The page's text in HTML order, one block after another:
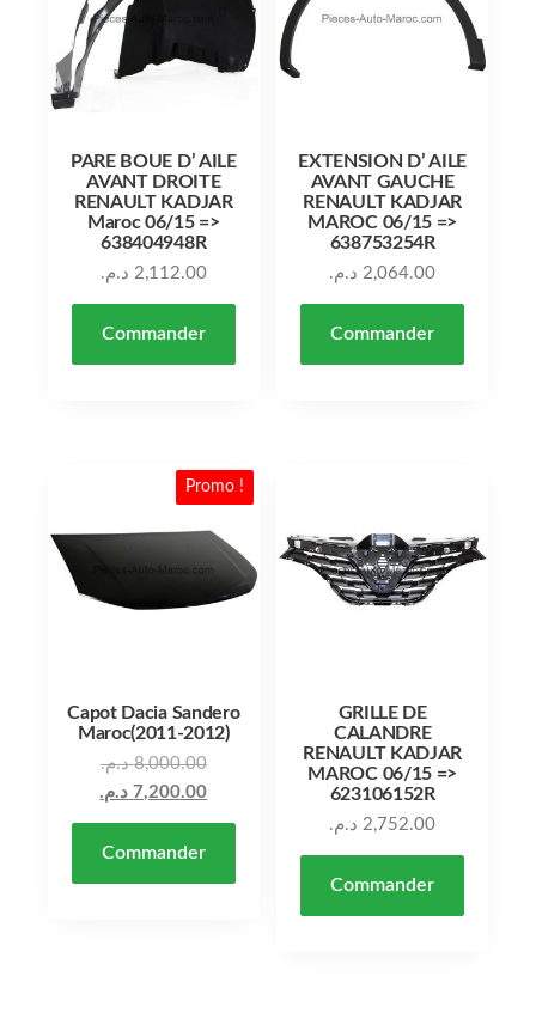
PARE BOUE D’ AILE
AVANT DROITE
RENAULT KADJAR
Maroc 06/15 =>
638404948R
2,112.00 د.م.
Commander
EXTENSION D’ AILE
AVANT GAUCHE
RENAULT KADJAR
MAROC 06/15 =>
638753254R
2,064.00 د.م.
Commander
Promo !
Capot Dacia Sandero
Maroc(2011-2012)
8,000.00 د.م.
Le prix initial était : 8,000.00 د.م..
7,200.00 د.م.
Commander
GRILLE DE
CALANDRE
RENAULT KADJAR
MAROC 06/15 =>
623106152R
2,752.00 د.م.
Commander